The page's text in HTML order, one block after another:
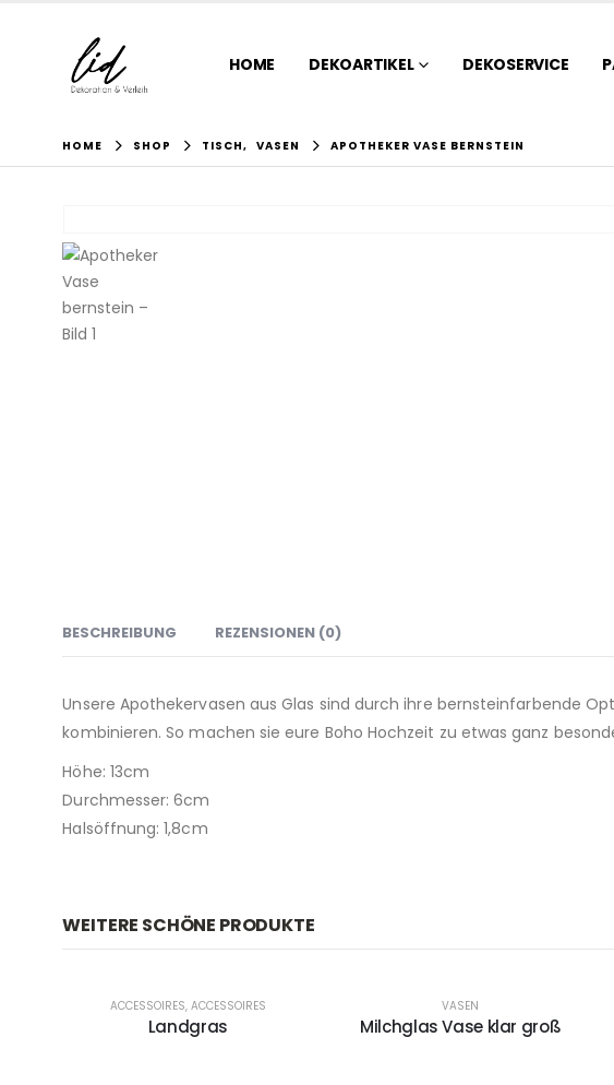
HOME DEKOARTIKEL DEKOSERVICE
HOME SHOP TISCH, VASEN APOTHEKER VASE BERNSTEIN
BESCHREIBUNG REZENSIONEN (0)
Unsere Apothekervasen aus Glas sind durch ihre bernsteinfarbende
kombinieren. So machen sie eure Boho Hochzeit zu etwas ganz
Höhe: 13cm
Durchmesser: 6cm
Halsöffnung: 1,8cm
WEITERE SCHÖNE PRODUKTE
ACCESSOIRES, ACCESSOIRES
Landgras
VASEN
Milchglas Vase klar groß